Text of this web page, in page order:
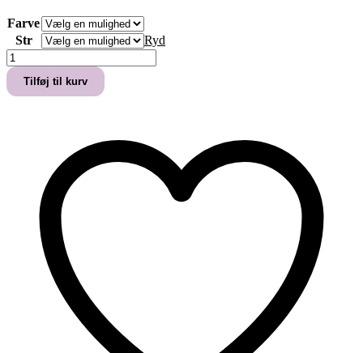
Farve
Str
Ryd
HER
BOR
EN
FISKER
Tilføj til kurv